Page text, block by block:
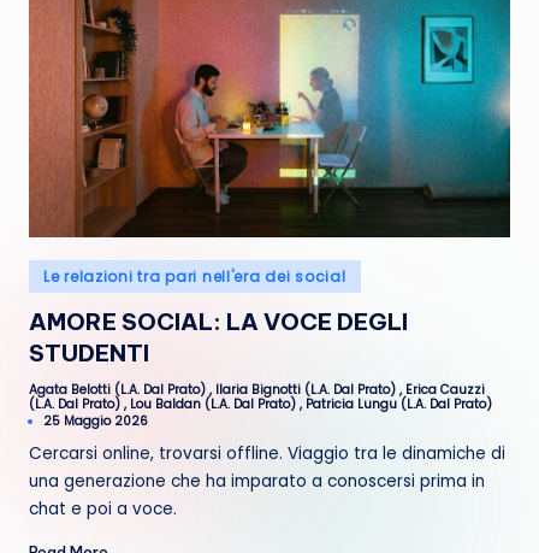
R
e
t
e
Posted
in
Le relazioni tra pari nell'era dei social
AMORE SOCIAL: LA VOCE DEGLI
STUDENTI
Posted
by
Agata Belotti (L.A. Dal Prato) , Ilaria Bignotti (L.A. Dal Prato) , Erica Cauzzi
(L.A. Dal Prato) , Lou Baldan (L.A. Dal Prato) , Patricia Lungu (L.A. Dal Prato)
25 Maggio 2026
Cercarsi online, trovarsi offline. Viaggio tra le dinamiche di
una generazione che ha imparato a conoscersi prima in
chat e poi a voce.